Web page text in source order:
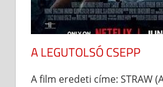
A LEGUTOLSÓ CSEPP
A film eredeti címe: STRAW